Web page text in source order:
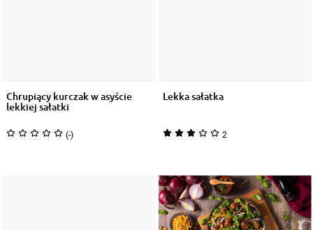
Chrupiący kurczak w asyście
lekkiej sałatki
(-)
Lekka sałatka
2